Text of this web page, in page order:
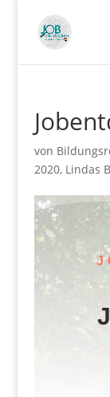
von
2020, Lindas